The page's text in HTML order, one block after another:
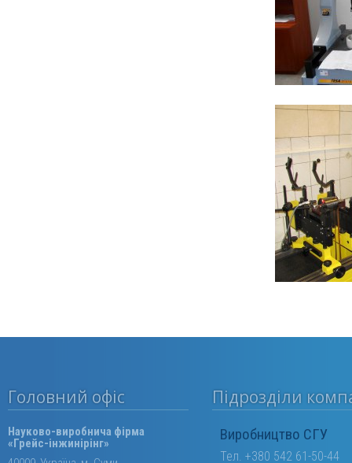
Головний офіс
Науково-виробнича фірма
«Грейс-інжинірінг»
Підрозділи
Виробництво СГУ
Тел. +380 542 61-50-44